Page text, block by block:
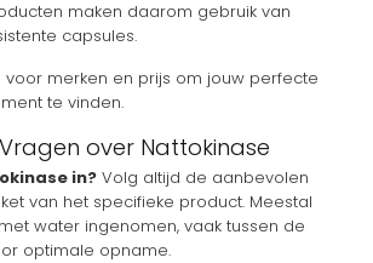
maken daarom gebruik van
capsules.
voor merken en prijs om jouw perfecte
te vinden.
over Nattokinase
in? Volg altijd de aanbevolen
van het specifieke product. Meestal
water ingenomen, vaak tussen de
optimale opname.